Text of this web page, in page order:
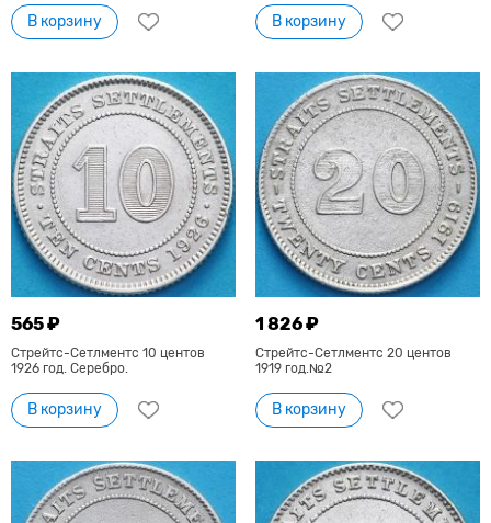
В корзину В корзину
565 ₽
Стрейтс-Сетлментс 10 центов
1926 год. Серебро.
В корзину
1 826 ₽
Стрейтс-Сетлментс 20 центов
1919 год.№2
В корзину